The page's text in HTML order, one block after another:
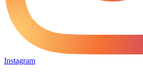
Instagram